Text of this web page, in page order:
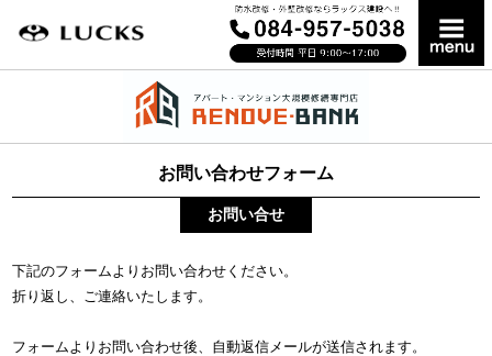
お問い合わせフォーム
お問い合せ
下記のフォームよりお問い合わせください。
折り返し、ご連絡いたします。
フォームよりお問い合わせ後、自動返信メールが送信されます。